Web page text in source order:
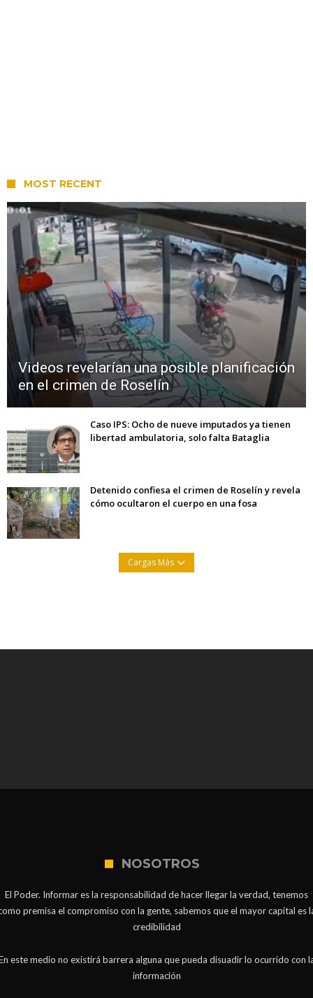
MOST RECENT
Videos revelarían una posible planificación
en el crimen de Roselín
Caso IPS: Ocho de nueve imputados ya tienen
libertad ambulatoria, solo falta Bataglia
Detenido confiesa el crimen de Roselín y revela
cómo ocultaron el cuerpo en una fosa
Cargas Más
NOSOTROS
El Poder. Informar es la responsabilidad de hacer llegar la verdad, tenemos
premisa el compromiso con la gente, sabemos que el mayor capital es
credibilidad
este medio no existirá barrera alguna que pueda disuadir lo ocurrido con
información